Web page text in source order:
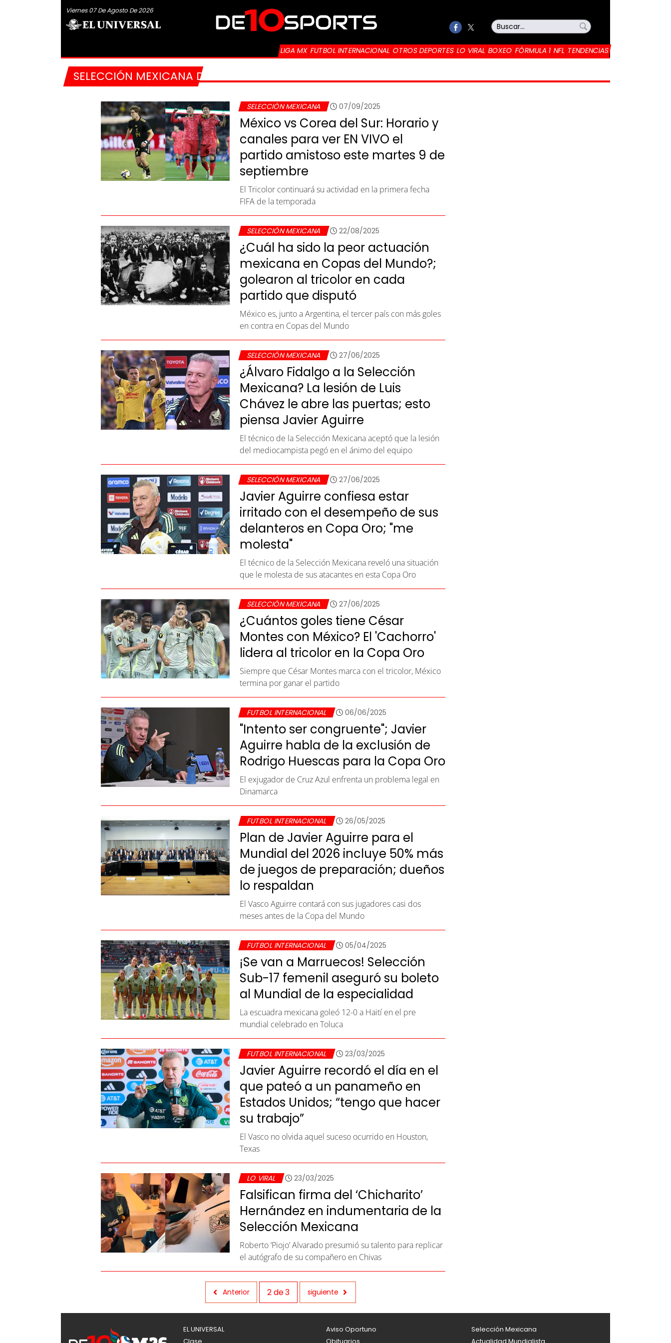
Viernes 07 De Agosto De 2026
LIGA MX FUTBOL INTERNACIONAL OTROS DEPORTES LO VIRAL BOXEO FÓRMULA 1 NFL TENDENCIAS
SELECCIÓN MEXICANA DE FUTBOL
SELECCIÓN MEXICANA 07/09/2025
México vs Corea del Sur: Horario y
canales para ver EN VIVO el
partido amistoso este martes 9 de
septiembre
El Tricolor continuará su actividad en la primera fecha
FIFA de la temporada
SELECCIÓN MEXICANA 22/08/2025
¿Cuál ha sido la peor actuación
mexicana en Copas del Mundo?;
golearon al tricolor en cada
partido que disputó
México es, junto a Argentina, el tercer país con más goles
en contra en Copas del Mundo
SELECCIÓN MEXICANA 27/06/2025
¿Álvaro Fidalgo a la Selección
Mexicana? La lesión de Luis
Chávez le abre las puertas; esto
piensa Javier Aguirre
El técnico de la Selección Mexicana aceptó que la lesión
del mediocampista pegó en el ánimo del equipo
SELECCIÓN MEXICANA 27/06/2025
Javier Aguirre confiesa estar
irritado con el desempeño de sus
delanteros en Copa Oro; "me
molesta"
El técnico de la Selección Mexicana reveló una situación
que le molesta de sus atacantes en esta Copa Oro
SELECCIÓN MEXICANA 27/06/2025
¿Cuántos goles tiene César
Montes con México? El 'Cachorro'
lidera al tricolor en la Copa Oro
Siempre que César Montes marca con el tricolor, México
termina por ganar el partido
FUTBOL INTERNACIONAL 06/06/2025
"Intento ser congruente"; Javier
Aguirre habla de la exclusión de
Rodrigo Huescas para la Copa Oro
El exjugador de Cruz Azul enfrenta un problema legal en
Dinamarca
FUTBOL INTERNACIONAL 26/05/2025
Plan de Javier Aguirre para el
Mundial del 2026 incluye 50% más
de juegos de preparación; dueños
lo respaldan
El Vasco Aguirre contará con sus jugadores casi dos
meses antes de la Copa del Mundo
FUTBOL INTERNACIONAL 05/04/2025
¡Se van a Marruecos! Selección
Sub-17 femenil aseguró su boleto
al Mundial de la especialidad
La escuadra mexicana goleó 12-0 a Haití en el pre
mundial celebrado en Toluca
FUTBOL INTERNACIONAL 23/03/2025
Javier Aguirre recordó el día en el
que pateó a un panameño en
Estados Unidos; “tengo que hacer
su trabajo”
El Vasco no olvida aquel suceso ocurrido en Houston,
Texas
LO VIRAL 23/03/2025
Falsifican firma del ‘Chicharito’
Hernández en indumentaria de la
Selección Mexicana
Roberto ‘Piojo’ Alvarado presumió su talento para replicar
el autógrafo de su compañero en Chivas
Anterior 2de3 siguiente
EL UNIVERSAL
Aviso Oportuno
Selección Mexicana